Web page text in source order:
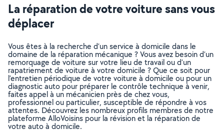
La réparation de votre voiture sans vous
déplacer
Vous êtes à la recherche d’un service à domicile dans le
domaine de la réparation mécanique ? Vous avez besoin d’un
remorquage de voiture sur votre lieu de travail ou d’un
rapatriement de voiture à votre domicile ? Que ce soit pour
l’entretien périodique de votre voiture à domicile ou pour un
diagnostic auto pour préparer le contrôle technique à venir,
faites appel à un mécanicien près de chez vous,
professionnel ou particulier, susceptible de répondre à vos
attentes. Découvrez les nombreux profils membres de notre
plateforme AlloVoisins pour la révision et la réparation de
votre auto à domicile.